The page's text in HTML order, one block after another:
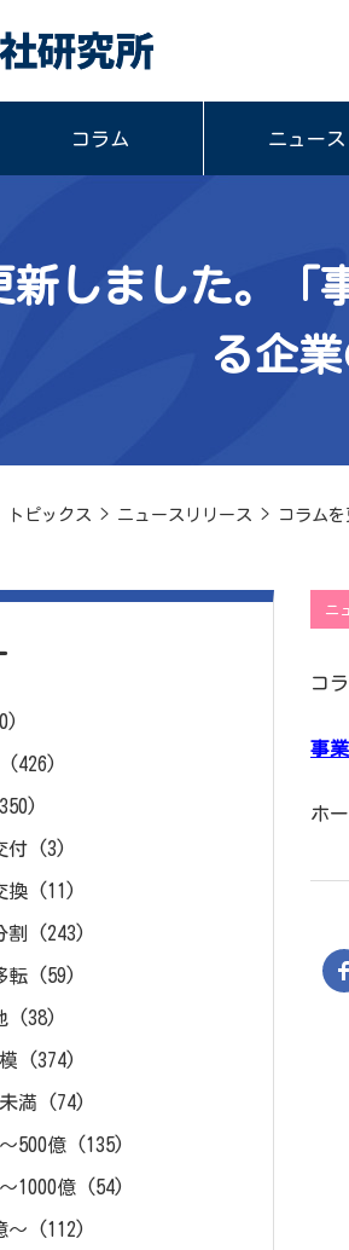
コラム ニュース
新しました。「
る企
トピックス > ニュースリリース > コラム
ニ
コ
事
ホ
(426)
付 (3)
換 (11)
(243)
転 (59)
(38)
(374)
満 (74)
500億 (135)
1000億 (54)
～ (112)